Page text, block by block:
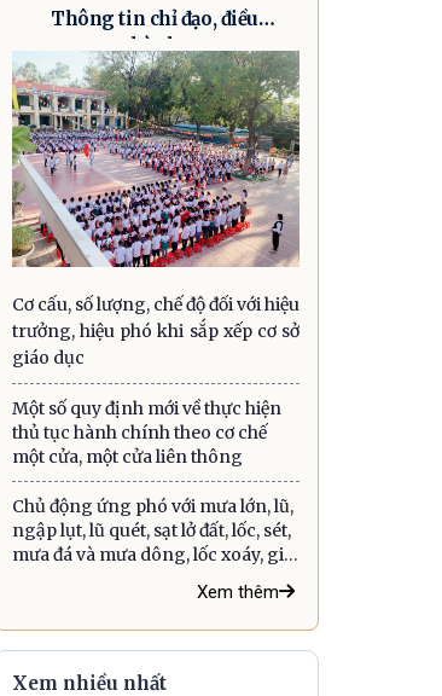
Thông tin chỉ đạo, điều
hành
Cơ cấu, số lượng, chế độ đối với hiệu
trưởng, hiệu phó khi sắp xếp cơ sở
giáo dục
Một số quy định mới về thực hiện
thủ tục hành chính theo cơ chế
một cửa, một cửa liên thông
Chủ động ứng phó với mưa lớn, lũ,
ngập lụt, lũ quét, sạt lở đất, lốc, sét,
mưa đá và mưa dông, lốc xoáy, gió
Xem thêm
Xem nhiều nhất